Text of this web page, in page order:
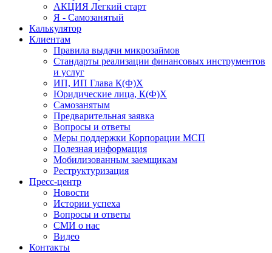
АКЦИЯ Легкий старт
Я - Самозанятый
Калькулятор
Клиентам
Правила выдачи микрозаймов
Стандарты реализации финансовых инструментов
и услуг
ИП, ИП Глава К(Ф)Х
Юридические лица, К(Ф)Х
Самозанятым
Предварительная заявка
Вопросы и ответы
Меры поддержки Корпорации МСП
Полезная информация
Мобилизованным заемщикам
Реструктуризация
Пресс-центр
Новости
Истории успеха
Вопросы и ответы
СМИ о нас
Видео
Контакты